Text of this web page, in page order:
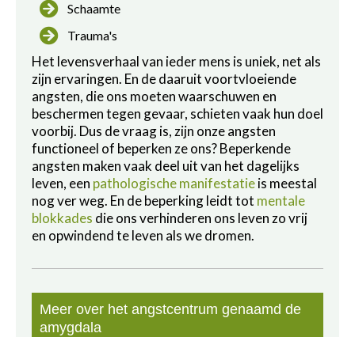
Schaamte
Trauma's
Het levensverhaal van ieder mens is uniek, net als
zijn ervaringen. En de daaruit voortvloeiende
angsten, die ons moeten waarschuwen en
beschermen tegen gevaar, schieten vaak hun doel
voorbij. Dus de vraag is, zijn onze angsten
functioneel of beperken ze ons? Beperkende
angsten maken vaak deel uit van het dagelijks
leven, een pathologische manifestatieis meestal
nog ver weg. En de beperking leidt tot mentale
blokkades die ons verhinderen ons leven zo vrij
en opwindend te leven als we dromen.
Meer over het angstcentrum genaamd de
amygdala